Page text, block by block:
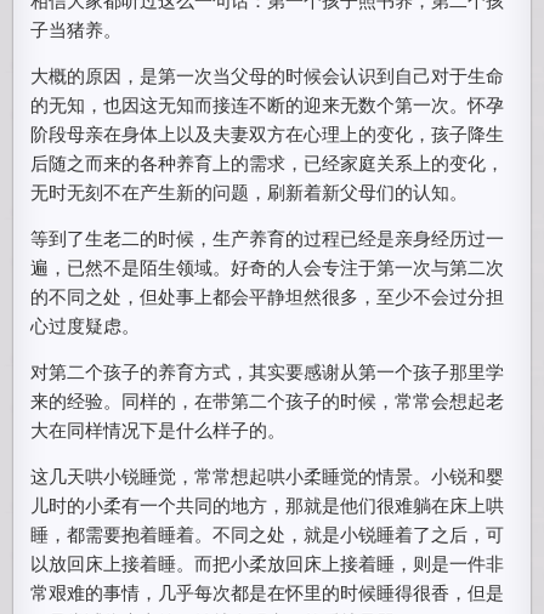
子当猪养。
大概的原因，是第一次当父母的时候会认识到自己对于生命
的无知，也因这无知而接连不断的迎来无数个第一次。怀孕
阶段母亲在身体上以及夫妻双方在心理上的变化，孩子降生
后随之而来的各种养育上的需求，已经家庭关系上的变化，
无时无刻不在产生新的问题，刷新着新父母们的认知。
等到了生老二的时候，生产养育的过程已经是亲身经历过一
遍，已然不是陌生领域。好奇的人会专注于第一次与第二次
的不同之处，但处事上都会平静坦然很多，至少不会过分担
心过度疑虑。
对第二个孩子的养育方式，其实要感谢从第一个孩子那里学
来的经验。同样的，在带第二个孩子的时候，常常会想起老
大在同样情况下是什么样子的。
这几天哄小锐睡觉，常常想起哄小柔睡觉的情景。小锐和婴
儿时的小柔有一个共同的地方，那就是他们很难躺在床上哄
睡，都需要抱着睡着。不同之处，就是小锐睡着了之后，可
以放回床上接着睡。而把小柔放回床上接着睡，则是一件非
常艰难的事情，几乎每次都是在怀里的时候睡得很香，但是